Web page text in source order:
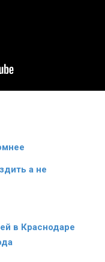
а не
в Краснодаре